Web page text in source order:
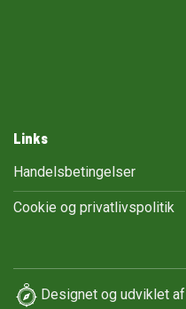
Links
Handelsbetingelser
Cookie og privatlivspolitik
Designet og udviklet af